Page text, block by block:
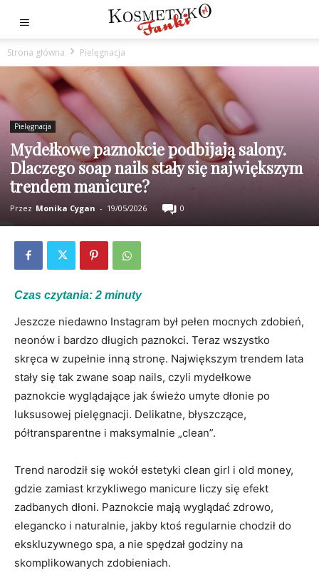
Strona główna Pielęgnacja
Pielęgnacja
Mydełkowe paznokcie podbijają salony.
Dlaczego soap nails stały się największym
trendem manicure?
Przez Monika Cygan - 19/05/2026 0
Czas czytania: 2 minuty
Jeszcze niedawno Instagram był pełen mocnych zdobień,
neonów i bardzo długich paznokci. Teraz wszystko
skręca w zupełnie inną stronę. Największym trendem lata
stały się tak zwane soap nails, czyli mydełkowe
paznokcie wyglądające jak świeżo umyte dłonie po
luksusowej pielęgnacji. Delikatne, błyszczące,
półtransparentne i maksymalnie „clean”.
Trend narodził się wokół estetyki clean girl i old money,
gdzie zamiast krzykliwego manicure liczy się efekt
zadbanych dłoni. Paznokcie mają wyglądać zdrowo,
elegancko i naturalnie, jakby ktoś regularnie chodził do
ekskluzywnego spa, a nie spędzał godziny na
skomplikowanych zdobieniach.